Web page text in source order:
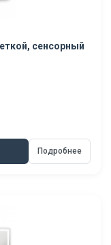
сенсорный
Подробнее